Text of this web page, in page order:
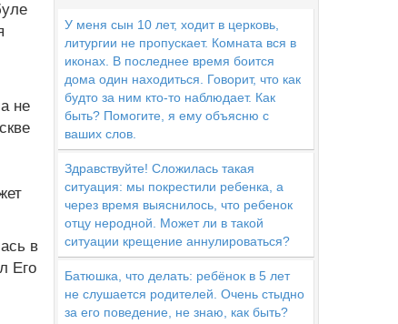
не
в
Его
У меня сын 10 лет, ходит в церковь,
литургии не пропускает. Комната вся в
иконах. В последнее время боится
дома один находиться. Говорит, что как
будто за ним кто-то наблюдает. Как
быть? Помогите, я ему объясню с
ваших слов.
Здравствуйте! Сложилась такая
ситуация: мы покрестили ребенка, а
через время выяснилось, что ребенок
отцу неродной. Может ли в такой
ситуации крещение аннулироваться?
Батюшка, что делать: ребёнок в 5 лет
не слушается родителей. Очень стыдно
за его поведение, не знаю, как быть?